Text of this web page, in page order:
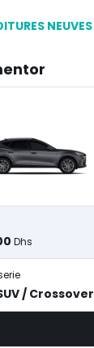
NEUVES
Dhs
/ Crossover